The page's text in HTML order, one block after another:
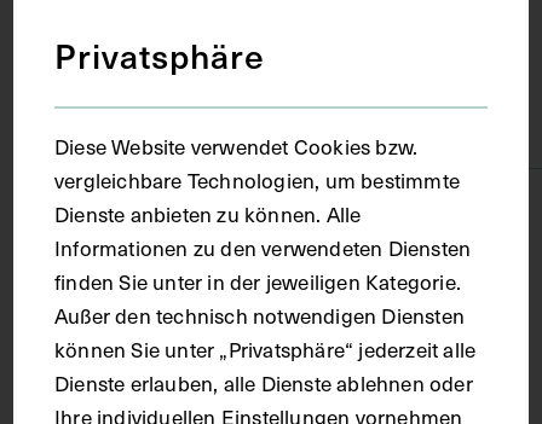
Material
Technik
Fotografie
Maße
Privatsphäre
Diese Website verwendet Cookies bzw.
vergleichbare Technologien, um bestimmte
Dienste anbieten zu können. Alle
Informationen zu den verwendeten Diensten
finden Sie unter in der jeweiligen Kategorie.
Außer den technisch notwendigen Diensten
können Sie unter „Privatsphäre“ jederzeit alle
Dienste erlauben, alle Dienste ablehnen oder
Ihre individuellen Einstellungen vornehmen